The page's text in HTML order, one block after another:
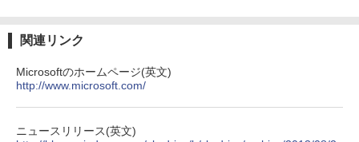
art Basic)
HUNTER×HUNTER モノクロ版 39 (ジャンプ
￥572
関連リンク
Microsoftのホームページ(英文)
http://www.microsoft.com/
ニュースリリース(英文)